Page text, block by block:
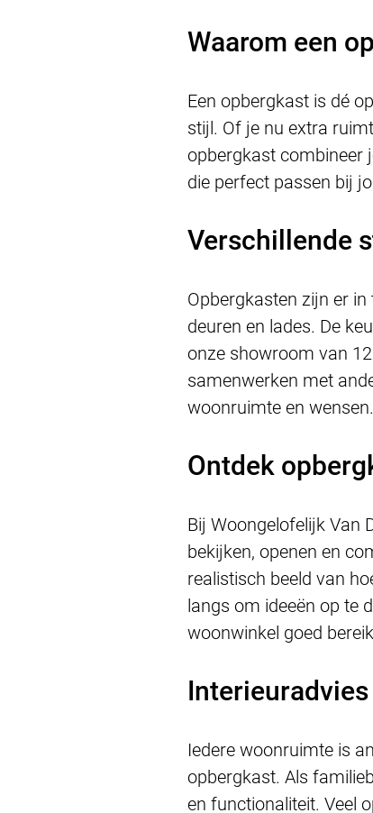
Waarom een
Een opbergkast is dé
stijl. Of je nu extra
opbergkast combineer
die perfect passen bij
Verschillende
Opbergkasten zijn er
deuren en lades. De
onze showroom van
samenwerken met
woonruimte en wensen.
Ontdek
Bij Woongelofelijk Van
bekijken, openen en
realistisch beeld van
langs om ideeën op te
woonwinkel goed
Iedere woonruimte is
opbergkast. Als
en functionaliteit. Veel